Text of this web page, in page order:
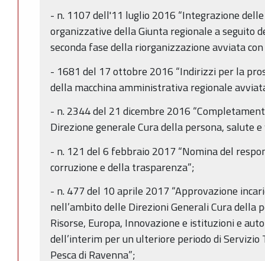
- n. 1107 dell'11 luglio 2016 “Integrazione
organizzative della Giunta regionale a seguito
seconda fase della riorganizzazione avviata
- 1681 del 17 ottobre 2016 “Indirizzi per la
della macchina amministrativa regionale
- n. 2344 del 21 dicembre 2016
Direzione generale Cura della persona, salute
- n. 121 del 6 febbraio 2017 “Nomina del
corruzione e della trasparenza”;
- n. 477 del 10 aprile 2017 “Approvazione
nell’ambito delle Direzioni Generali Cura della
Risorse, Europa, Innovazione e istituzioni e
dell’interim per un ulteriore periodo di Servizio
Pesca di Ravenna”;